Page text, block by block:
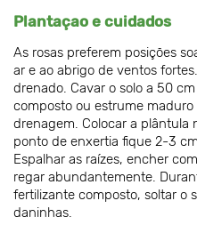
Plantaçao e cuidados
As rosas preferem posições
ar e ao abrigo de ventos
drenado. Cavar o solo a 50
composto ou estrume
drenagem. Colocar a plântula
ponto de enxertia fique 2-3
Espalhar as raízes, encher
regar abundantemente.
fertilizante composto, soltar o
daninhas.